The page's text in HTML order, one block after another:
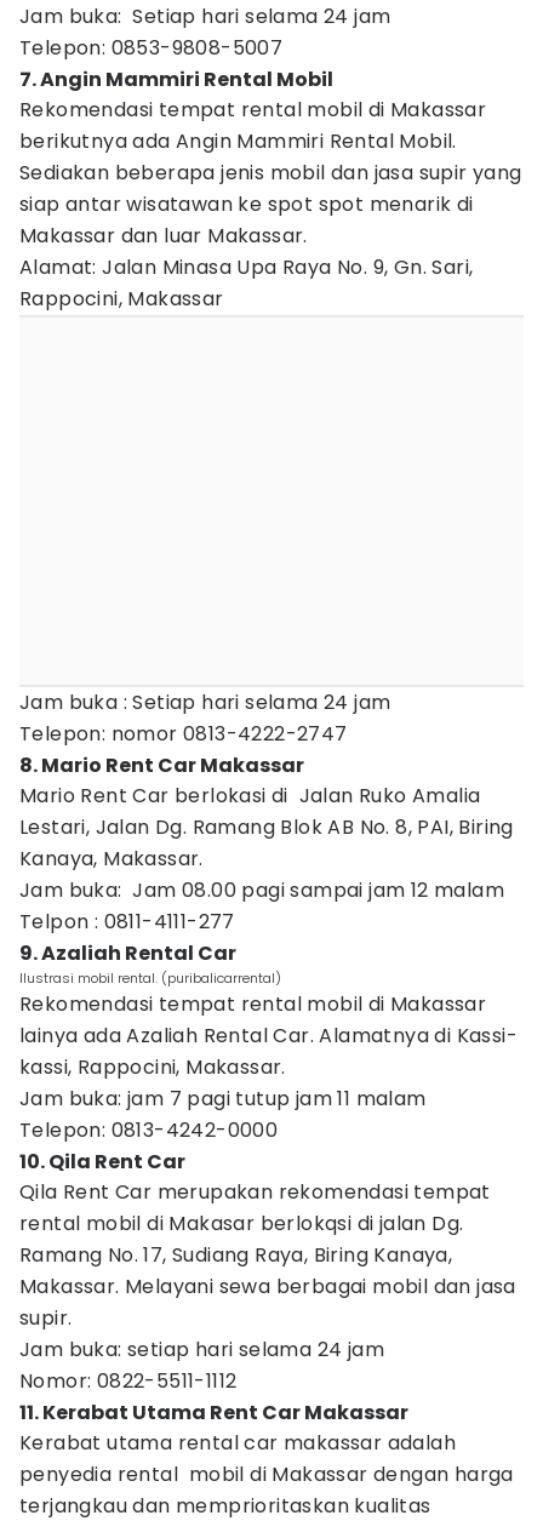
Jam buka: Setiap hari selama 24 jam
Telepon: 0853-9808-5007
7. Angin Mammiri Rental Mobil
Rekomendasi tempat rental mobil di Makassar
berikutnya ada Angin Mammiri Rental Mobil.
Sediakan beberapa jenis mobil dan jasa supir yang
siap antar wisatawan ke spot spot menarik di
Makassar dan luar Makassar.
Alamat: Jalan Minasa Upa Raya No. 9, Gn. Sari,
Rappocini, Makassar
Jam buka : Setiap hari selama 24 jam
Telepon: nomor 0813-4222-2747
8. Mario Rent Car Makassar
Mario Rent Car berlokasi di Jalan Ruko Amalia
Lestari, Jalan Dg. Ramang Blok AB No. 8, PAI, Biring
Kanaya, Makassar.
Jam buka: Jam 08.00 pagi sampai jam 12 malam
Telpon : 0811-4111-277
9. Azaliah Rental Car
Ilustrasi mobil rental. (puribalicarrental)
Rekomendasi tempat rental mobil di Makassar
lainya ada Azaliah Rental Car. Alamatnya di Kassi-
kassi, Rappocini, Makassar.
Jam buka: jam 7 pagi tutup jam 11 malam
Telepon: 0813-4242-0000
10. Qila Rent Car
Qila Rent Car merupakan rekomendasi tempat
rental mobil di Makasar berlokqsi di jalan Dg.
Ramang No. 17, Sudiang Raya, Biring Kanaya,
Makassar. Melayani sewa berbagai mobil dan jasa
supir.
Jam buka: setiap hari selama 24 jam
Nomor: 0822-5511-1112
11. Kerabat Utama Rent Car Makassar
Kerabat utama rental car makassar adalah
penyedia rental mobil di Makassar dengan harga
terjangkau dan memprioritaskan kualitas